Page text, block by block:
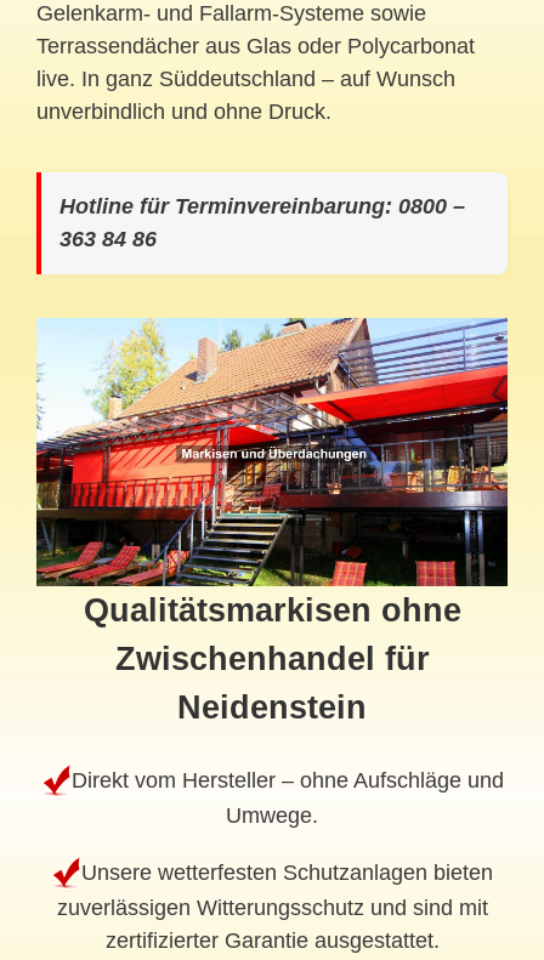
Gelenkarm- und Fallarm-Systeme sowie
Terrassendächer aus Glas oder Polycarbonat
live. In ganz Süddeutschland – auf Wunsch
unverbindlich und ohne Druck.
Hotline für Terminvereinbarung: 0800 –
363 84 86
Qualitätsmarkisen ohne
Zwischenhandel für
Neidenstein
Direkt vom Hersteller – ohne Aufschläge und
Umwege.
Unsere wetterfesten Schutzanlagen bieten
zuverlässigen Witterungsschutz und sind mit
zertifizierter Garantie ausgestattet.